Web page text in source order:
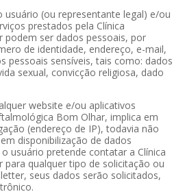
usuário (ou representante legal) e/ou
prestados pela Clínica
ser dados pessoais, por
de identidade, endereço, e-mail,
pessoais sensíveis, tais como: dados
sexual, convicção religiosa, dado
website e/ou aplicativos
Bom Olhar, implica em
(endereço de IP), todavia não
disponibilização de dados
usuário pretende contatar a Clínica
qualquer tipo de solicitação ou
seus dados serão solicitados,